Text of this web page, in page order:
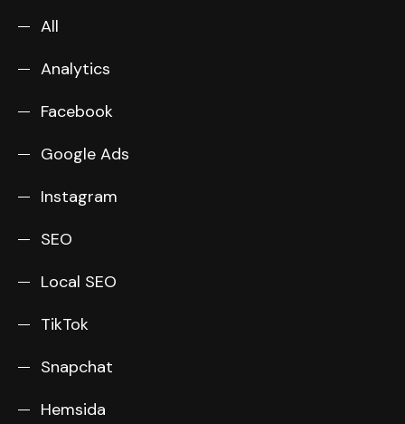
All
Analytics
Facebook
Google Ads
Instagram
SEO
Local SEO
TikTok
Snapchat
Hemsida